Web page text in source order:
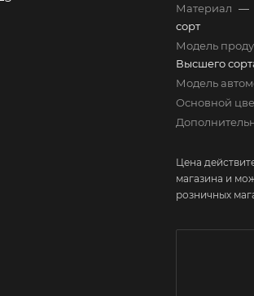
Материал —
сорт
Модель
Высшего
Модель
Основной
Цена
магазина и
розничных